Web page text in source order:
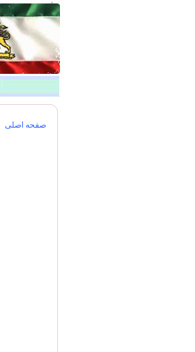
صفحه اصلی